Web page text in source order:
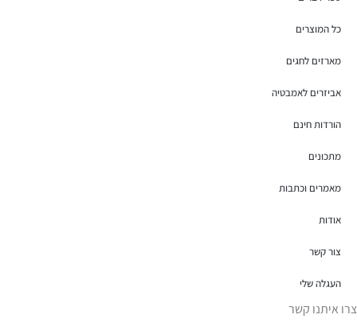
כל המוצרים
מארזים לחגים
אביזרים לאמבטיה
הורדות חינם
מתכונים
מאמרים וכתבות
אודות
צור קשר
העגלה שלי
צרו איתנו קשר